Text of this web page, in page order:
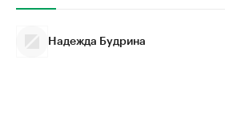
Надежда Будрина